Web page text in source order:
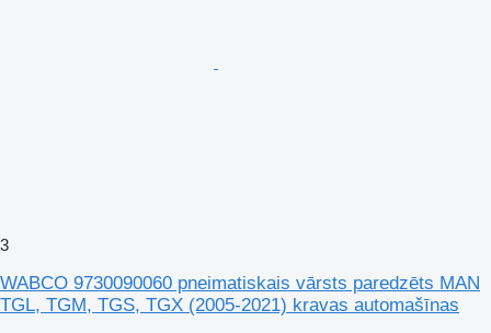
3
WABCO 9730090060 pneimatiskais vārsts paredzēts MAN
TGL, TGM, TGS, TGX (2005-2021) kravas automašīnas